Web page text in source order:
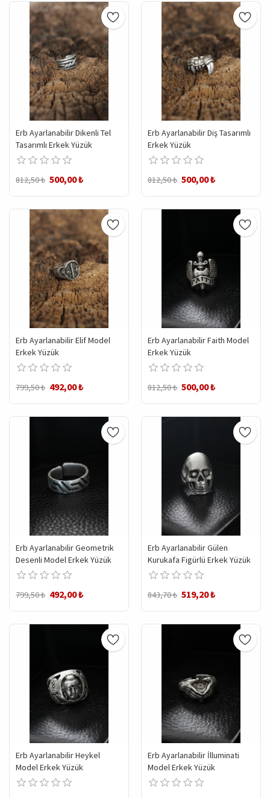
Erb Ayarlanabilir Dikenli Tel
Tasarımlı Erkek Yüzük
812,50 ₺ 500,00 ₺
Erb Ayarlanabilir Diş Tasarımlı
Erkek Yüzük
812,50 ₺ 500,00 ₺
Erb Ayarlanabilir Elif Model
Erkek Yüzük
799,50 ₺ 492,00 ₺
Erb Ayarlanabilir Faith Model
Erkek Yüzük
812,50 ₺ 500,00 ₺
Erb Ayarlanabilir Geometrik
Desenli Model Erkek Yüzük
799,50 ₺ 492,00 ₺
Erb Ayarlanabilir Gülen
Kurukafa Figürlü Erkek Yüzük
843,70 ₺ 519,20 ₺
Erb Ayarlanabilir Heykel
Model Erkek Yüzük
Erb Ayarlanabilir İlluminati
Model Erkek Yüzük